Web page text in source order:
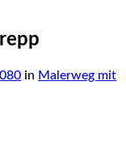
in Malerweg mit